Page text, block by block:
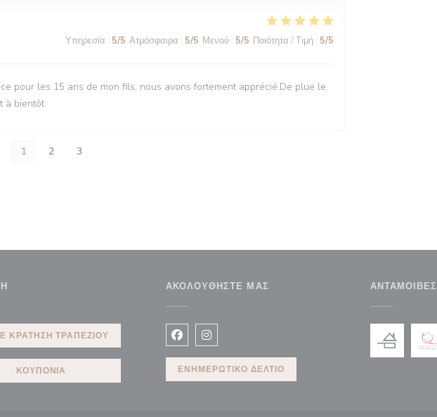
Υπηρεσία : 5/5 Ατμόσφαιρα : 5/5 Μενού : 5/5 Ποιότητα / Τιμή : 5/5
pour les 15 ans de mon fils, nous avons fortement apprécié.De plue le
à bientôt
1 2 3
παράθυρο))
ΚΡΆΤΗΣΗ ΤΡΑΠΕΖΙΟΎ
ΚΟΥΠΌΝΙΑ
ΑΚΟΛΟΥΘΉΣΤΕ ΜΑΣ
Facebook ((ανοίγει σε νέο παράθυρο))
Instagram ((ανοίγει σε νέο παράθυρο))
ΕΝΗΜΕΡΩΤΙΚΌ ΔΕΛΤΊΟ
ΑΝΤΑΜΟΙΒΈΣ